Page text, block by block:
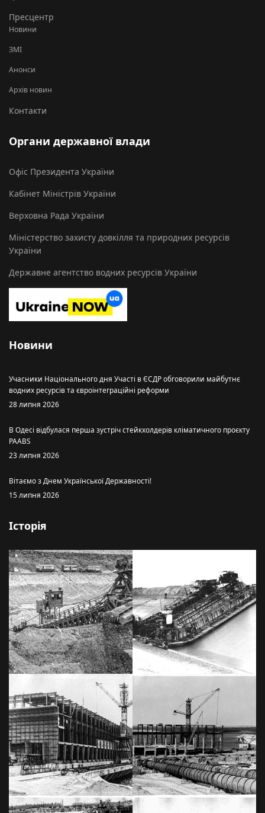
Пресцентр
Новини
ЗМІ
Анонси
Архів новин
Контакти
Органи державної влади
Офіс Президента України
Кабінет Міністрів України
Верховна Рада України
Міністерство захисту довкілля та природних ресурсів
України
Державне агентство водних ресурсів України
Новини
Учасники Національного дня Участі в ЄСДР обговорили майбутнє
водних ресурсів та євроінтеграційні реформи
28 липня 2026
В Одесі відбулася перша зустріч стейкхолдерів кліматичного проєкту
PAABS
23 липня 2026
Вітаємо з Днем Української Державності!
15 липня 2026
Історія